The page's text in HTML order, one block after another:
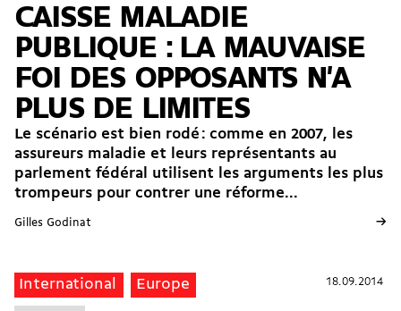
CAISSE MALADIE
PUBLIQUE : LA MAUVAISE
FOI DES OPPOSANTS N'A
PLUS DE LIMITES
Le scénario est bien rodé : comme en 2007, les
assureurs maladie et leurs représentants au
parlement fédéral utilisent les arguments les plus
trompeurs pour contrer une réforme...
Gilles Godinat →
18.09.2014
International Europe 18.09.2014